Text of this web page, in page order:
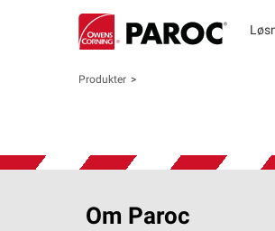
Produkter
Om Paroc